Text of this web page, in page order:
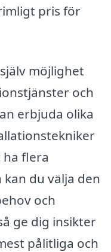
pris för
möjlighet
och
erbjuda olika
flera
du välja den
och
ge dig insikter
pålitliga och